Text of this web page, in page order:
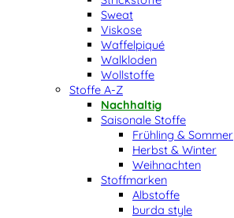
Sweat
Viskose
Waffelpiqué
Walkloden
Wollstoffe
Stoffe A-Z
Nachhaltig
Saisonale Stoffe
Frühling & Sommer
Herbst & Winter
Weihnachten
Stoffmarken
Albstoffe
burda style